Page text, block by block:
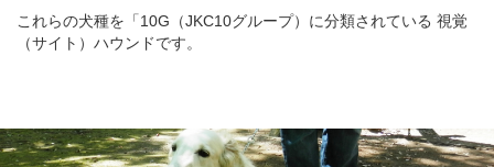
これらの犬種を「10G（JKC10グループ）に分類されている 視覚
（サイト）ハウンドです。